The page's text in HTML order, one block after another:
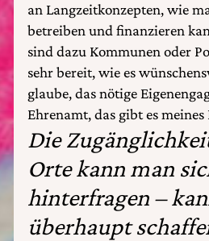
an Langzeitkonzepten, wie
betreiben und finanzieren
sind dazu Kommunen oder
sehr bereit, wie es
glaube, das nötige
Ehrenamt, das gibt es
Die
Orte kann man
hinterfragen –
überhaupt